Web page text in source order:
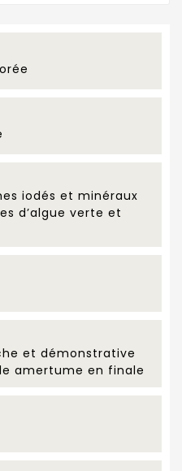
iodés et minéraux
d’algue verte et
et démonstrative
amertume en finale